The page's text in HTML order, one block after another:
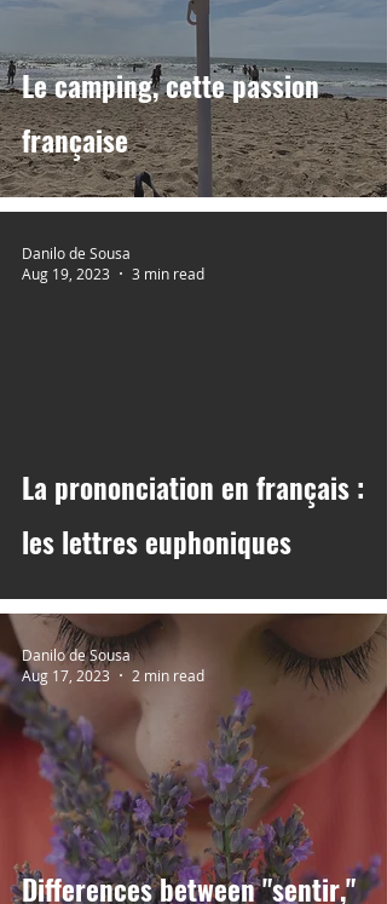
Le camping, cette passion
française
La prononciation en français :
les lettres euphoniques
Danilo de Sousa
Aug 19, 2023
3 min read
Differences between "sentir,"
Danilo de Sousa
Aug 17, 2023
2 min read